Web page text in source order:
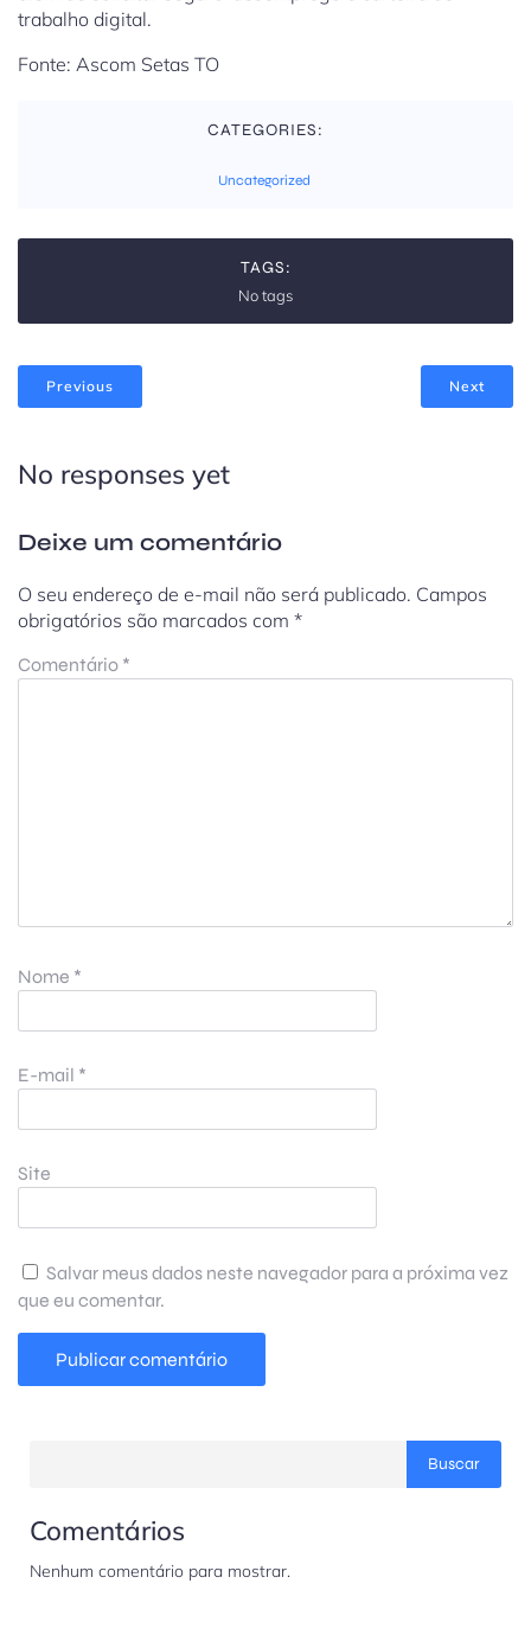
trabalho digital.
Fonte: Ascom Setas TO
CATEGORIES:
Uncategorized
TAGS:
No tags
Previous Next
No responses yet
Deixe um comentário
O seu endereço de e-mail não será publicado. Campos
obrigatórios são marcados com *
Comentário *
Nome *
E-mail *
Site
Salvar meus dados neste navegador para a próxima vez
que eu comentar.
Buscar
Comentários
Nenhum comentário para mostrar.